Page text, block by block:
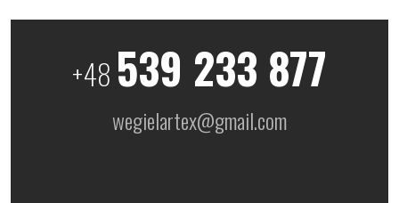
+48 539 233 877
wegielartex@gmail.com